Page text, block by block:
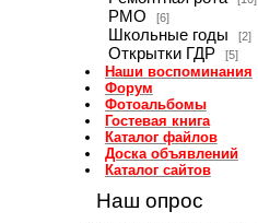
РМО [6]
Школьные годы [2]
Открытки ГДР [5]
Наши воспоминания
Форум
Фотоальбомы
Гостевая книга
Каталог файлов
Доска объявлений
Каталог сайтов
Наш опрос